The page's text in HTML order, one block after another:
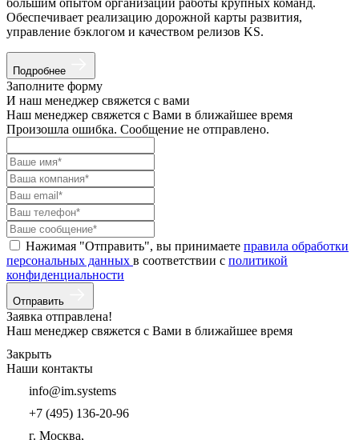
Обеспечивает реализацию дорожной карты развития,
управление бэклогом и качеством релизов KS.
Подробнее
Заполните форму
И наш менеджер свяжется с вами
Наш менеджер свяжется с Вами в ближайшее время
Произошла ошибка. Сообщение не отправлено.
Нажимая "Отправить", вы принимаете правила обработки
персональных данных в соответствии с политикой
конфиденциальности
Отправить
Заявка отправлена!
Наш менеджер свяжется с Вами в ближайшее время
Закрыть
Наши контакты
info@im.systems
+7 (495) 136-20-96
г. Москва,